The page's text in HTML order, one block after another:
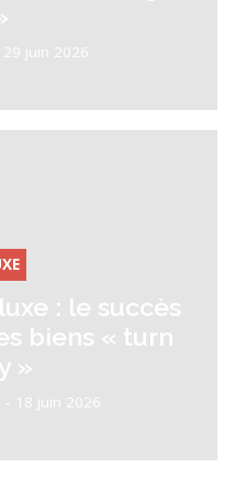
29 juin 2026
: le succès
biens « turn
»
- 18 juin 2026